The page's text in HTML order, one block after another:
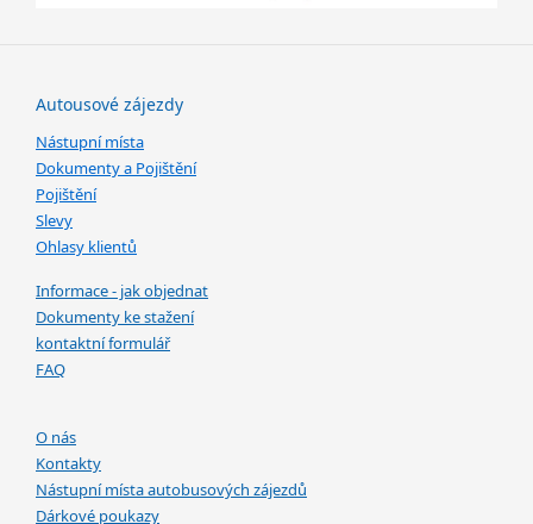
Autousové zájezdy
Nástupní místa
Dokumenty a Pojištění
Pojištění
Slevy
Ohlasy klientů
Informace - jak objednat
Dokumenty ke stažení
kontaktní formulář
FAQ
O nás
Kontakty
Nástupní místa autobusových zájezdů
Dárkové poukazy